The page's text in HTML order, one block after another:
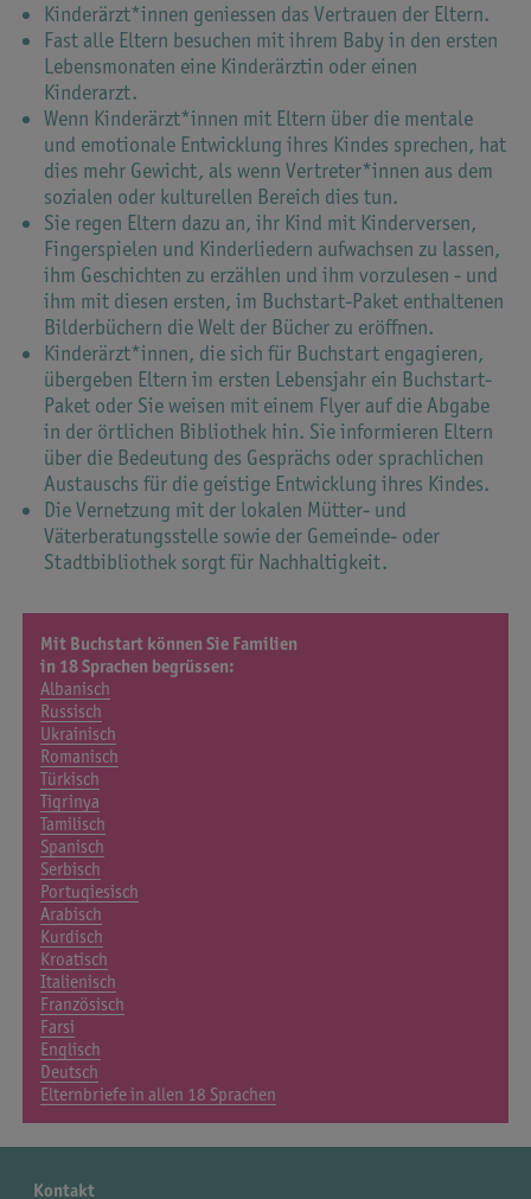
Kinderärzt*innen geniessen das Vertrauen der Eltern.
Fast alle Eltern besuchen mit ihrem Baby in den ersten
Lebensmonaten eine Kinderärztin oder einen
Kinderarzt.
Wenn Kinderärzt*innen mit Eltern über die mentale
und emotionale Entwicklung ihres Kindes sprechen, hat
dies mehr Gewicht, als wenn Vertreter*innen aus dem
sozialen oder kulturellen Bereich dies tun.
Sie regen Eltern dazu an, ihr Kind mit Kinderversen,
Fingerspielen und Kinderliedern aufwachsen zu lassen,
ihm Geschichten zu erzählen und ihm vorzulesen - und
ihm mit diesen ersten, im Buchstart-Paket enthaltenen
Bilderbüchern die Welt der Bücher zu eröffnen.
Kinderärzt*innen, die sich für Buchstart engagieren,
übergeben Eltern im ersten Lebensjahr ein Buchstart-
Paket oder Sie weisen mit einem Flyer auf die Abgabe
in der örtlichen Bibliothek hin. Sie informieren Eltern
über die Bedeutung des Gesprächs oder sprachlichen
Austauschs für die geistige Entwicklung ihres Kindes.
Die Vernetzung mit der lokalen Mütter- und
Väterberatungsstelle sowie der Gemeinde- oder
Stadtbibliothek sorgt für Nachhaltigkeit.
Mit Buchstart können Sie Familien
in 18 Sprachen begrüssen:
Albanisch
Russisch
Ukrainisch
Romanisch
Türkisch
Tigrinya
Tamilisch
Spanisch
Serbisch
Portugiesisch
Arabisch
Kurdisch
Kroatisch
Italienisch
Französisch
Farsi
Englisch
Deutsch
Elternbriefe in allen 18 Sprachen
Kontakt